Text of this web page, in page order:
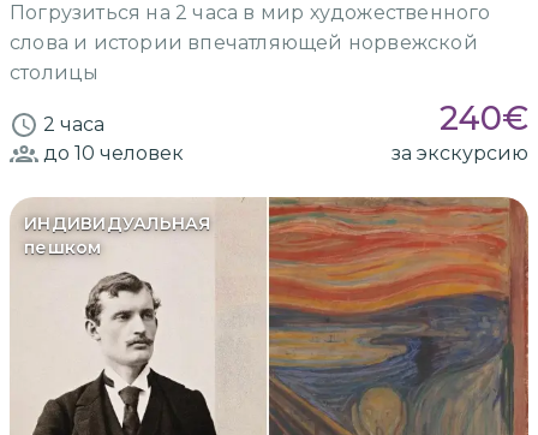
Погрузиться на 2 часа в мир художественного
слова и истории впечатляющей норвежской
столицы
2 часа 240€
до 10 человек за экскурсию
ИНДИВИДУАЛЬНАЯ
пешком